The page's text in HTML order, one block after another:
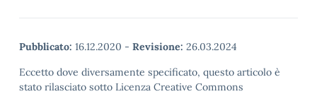
Pubblicato: 16.12.2020 - Revisione: 26.03.2024
Eccetto dove diversamente specificato, questo articolo è
stato rilasciato sotto Licenza Creative Commons